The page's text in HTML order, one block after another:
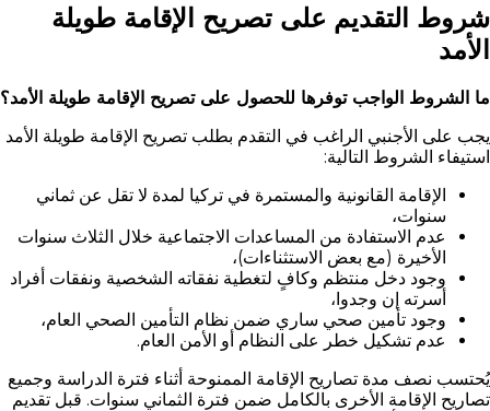
شروط التقديم على تصريح الإقامة طويلة
الأمد
ما الشروط الواجب توفرها للحصول على تصريح الإقامة طويلة الأمد؟
يجب على الأجنبي الراغب في التقدم بطلب تصريح الإقامة طويلة الأمد
استيفاء الشروط التالية:
الإقامة القانونية والمستمرة في تركيا لمدة لا تقل عن ثماني
سنوات،
عدم الاستفادة من المساعدات الاجتماعية خلال الثلاث سنوات
الأخيرة (مع بعض الاستثناءات)،
وجود دخل منتظم وكافٍ لتغطية نفقاته الشخصية ونفقات أفراد
أسرته إن وجدوا،
وجود تأمين صحي ساري ضمن نظام التأمين الصحي العام،
عدم تشكيل خطر على النظام أو الأمن العام.
يُحتسب نصف مدة تصاريح الإقامة الممنوحة أثناء فترة الدراسة وجميع
تصاريح الإقامة الأخرى بالكامل ضمن فترة الثماني سنوات. قبل تقديم